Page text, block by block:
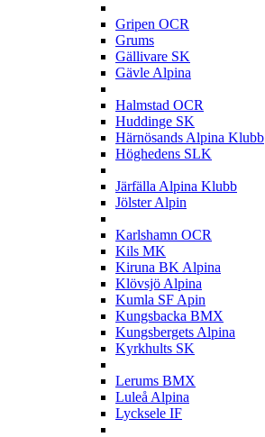
Gripen OCR
Grums
Gällivare SK
Gävle Alpina
Halmstad OCR
Huddinge SK
Härnösands Alpina Klubb
Höghedens SLK
Järfälla Alpina Klubb
Jölster Alpin
Karlshamn OCR
Kils MK
Kiruna BK Alpina
Klövsjö Alpina
Kumla SF Apin
Kungsbacka BMX
Kungsbergets Alpina
Kyrkhults SK
Lerums BMX
Luleå Alpina
Lycksele IF